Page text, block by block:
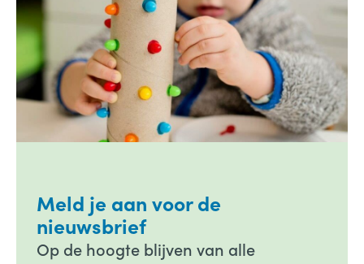
Meld je aan voor de
nieuwsbrief
Op de hoogte blijven van alle